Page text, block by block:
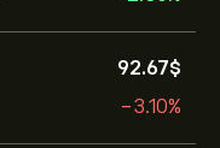
92.67‎$‎
-3.10%